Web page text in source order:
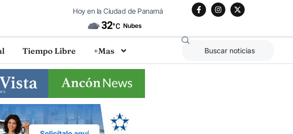
Hoy en la Ciudad de Panamá
32°C Nubes
Tiempo Libre +Mas